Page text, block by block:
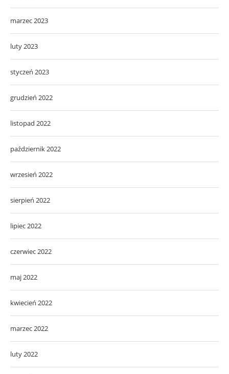
marzec 2023
luty 2023
styczeń 2023
grudzień 2022
listopad 2022
październik 2022
wrzesień 2022
sierpień 2022
lipiec 2022
czerwiec 2022
maj 2022
kwiecień 2022
marzec 2022
luty 2022